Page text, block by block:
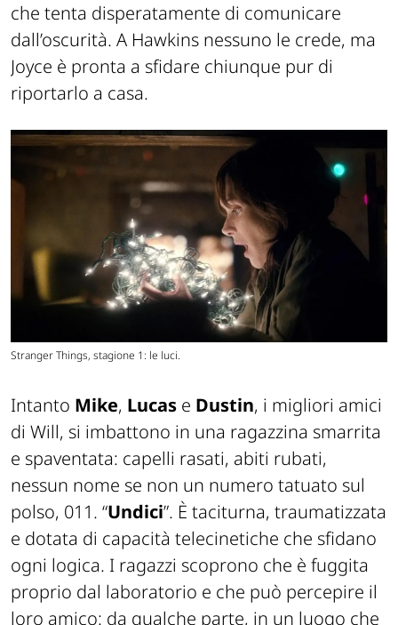
che tenta disperatamente di comunicare
dall’oscurità. A Hawkins nessuno le crede, ma
Joyce è pronta a sfidare chiunque pur di
riportarlo a casa.
Stranger Things, stagione 1: le luci.
Intanto Mike, Lucas e Dustin, i migliori amici
di Will, si imbattono in una ragazzina smarrita
e spaventata: capelli rasati, abiti rubati,
nessun nome se non un numero tatuato sul
polso, 011. “Undici”. È taciturna, traumatizzata
e dotata di capacità telecinetiche che sfidano
ogni logica. I ragazzi scoprono che è fuggita
proprio dal laboratorio e che può percepire il
loro amico: da qualche parte, in un luogo che